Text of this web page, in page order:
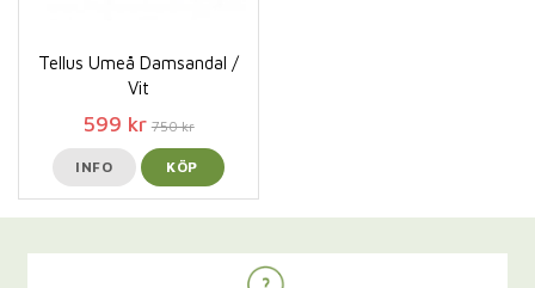
Tellus Umeå Damsandal /
Vit
599 kr 750 kr
INFO KÖP